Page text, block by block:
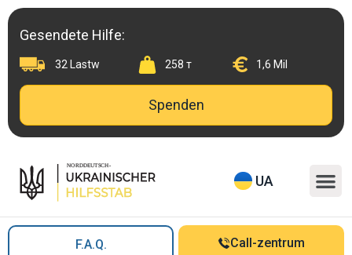
Skip
to
contentGesendete Hilfe:
32 Lastw 258 т 1,6 Mil
Spenden
UA
F.A.Q. Call-zentrum